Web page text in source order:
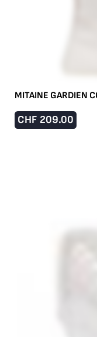
MITAINE GARDIEN
CHF 209.00